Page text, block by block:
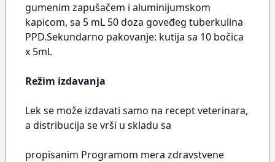
gumenim zapušačem i aluminijumskom
kapicom, sa 5 mL 50 doza goveđeg tuberkulina
PPD.Sekundarno pakovanje: kutija sa 10 bočica
x 5mL
Režim izdavanja
Lek se može izdavati samo na recept veterinara,
a distribucija se vrši u skladu sa
propisanim Programom mera zdravstvene